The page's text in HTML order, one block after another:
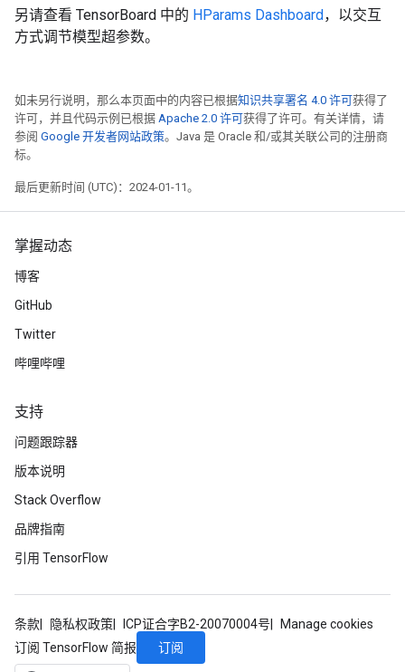
Epoch 36/50
1500/1500 [==============================] -
Epoch 37/50
1500/1500 [==============================] -
Epoch 39/50
1500/1500 [==============================] -
Epoch 40/50
Epoch 41/50
1500/1500 [==============================] -
1500/1500 [==============================] -
1500/1500 [==============================] -
Epoch 44/50
Epoch 45/50
1500/1500 [==============================] -
Epoch 46/50
Epoch 47/50
Epoch 48/50
1500/1500 [==============================] -
Epoch 49/50
1500/1500 [==============================] -
1500/1500 [==============================] -
另请查看 TensorBoard 中的 HParams Dashboard ，以交互
方式调节模型超参数。
如未另行说明，那么本页面中的内容已根据知识共享署名 4.0 许可获得了
许可，并且代码示例已根据 Apache 2.0 许可获得了许可。有关详情，请
参阅 Google 开发者网站政策。Java 是 Oracle 和/或其关联公司的注册商
标。
最后更新时间 (UTC)：2024-01-11。
掌握动态
博客
GitHub
Twitter
哔哩哔哩
支持
问题跟踪器
版本说明
Stack Overflow
品牌指南
引用 TensorFlow
条款 隐私权政策 ICP证合字B2-20070004号
Manage cookies
订阅 TensorFlow 简报
订阅